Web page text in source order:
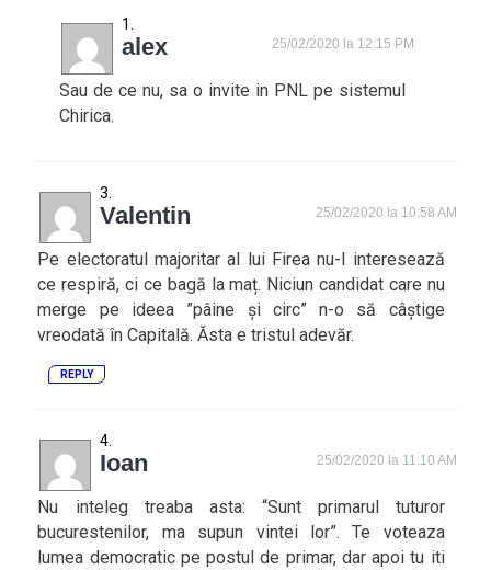
alex 25/02/2020 la 12:15 PM
Sau de ce nu, sa o invite in PNL pe sistemul
Chirica.
Valentin 25/02/2020 la 10:58 AM
Pe electoratul majoritar al lui Firea nu-l interesează
ce respiră, ci ce bagă la maț. Niciun candidat care nu
merge pe ideea ”pâine și circ” n-o să câștige
vreodată în Capitală. Ăsta e tristul adevăr.
REPLY
Ioan 25/02/2020 la 11:10 AM
Nu inteleg treaba asta: “Sunt primarul tuturor
bucurestenilor, ma supun vintei lor”. Te voteaza
lumea democratic pe postul de primar, dar apoi tu iti